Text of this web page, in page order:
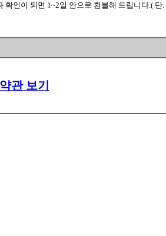
확인이 되면 1~2일 안으로 환불해 드립니다.( 단
관 보기